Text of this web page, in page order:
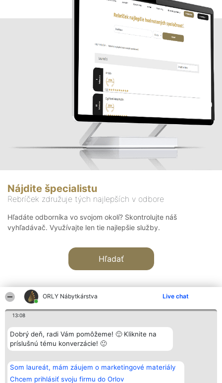
ORLY Nábytkárstva Live chat
13:08
Dobrý deň, radi Vám pomôžeme! 🙂 Kliknite na
príslušnú tému konverzácie! 🙂
Som laureát, mám záujem o marketingové materiály
Chcem prihlásiť svoju firmu do Orlov
Nájdite špecialistu
Rebríček združuje tých najlepších v odbore
Hľadáte odborníka vo svojom okolí? Skontrolujte náš
vyhľadávač. Využívajte len tie najlepšie služby.
Hľadať
Organizátor hodnotenia
Bright Side Solutions sp. z o.
o. sp. k.
Wrocław 50-079
KRS 0000749100 | Regon
381313360 | NIP 8943132676
Hodnotenie
Laureáti
Lista
Laureatów
Podmienky
Obchodné
Kontakt
Kontakt